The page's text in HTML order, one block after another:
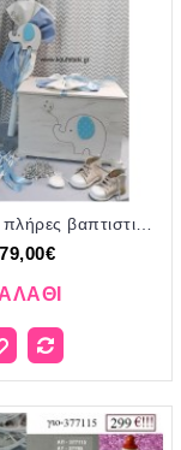
ΕΛΕΦΑΝΤΑΚΙ πλήρες βαπτιστικό σετ με ΞΥΛΙΝΟ ΚΟΥΤΙ ΤΖΑ-3877341 279€!!!